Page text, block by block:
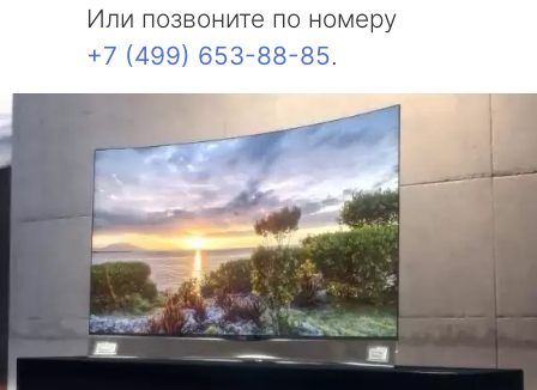
Или позвоните по номеру
+7 (499) 653-88-85.